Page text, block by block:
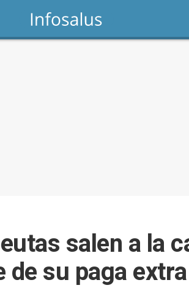
salen a la
su paga